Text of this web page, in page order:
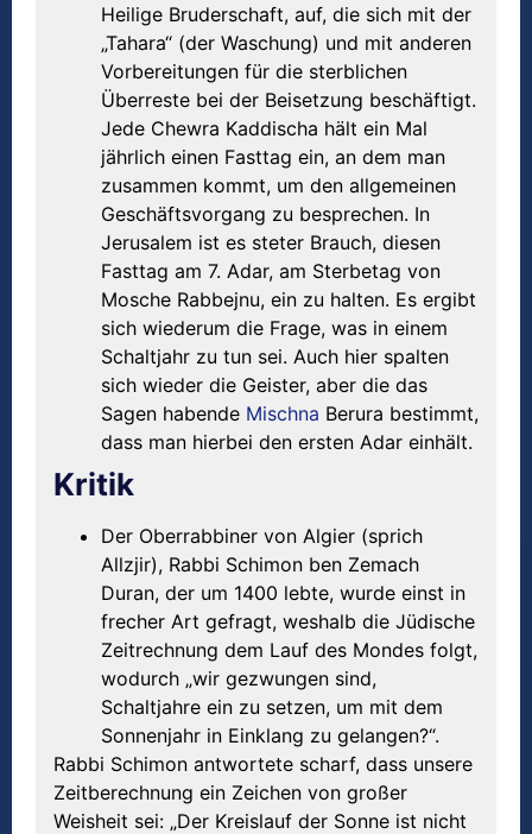
Heilige Bruderschaft, auf, die sich mit der
„Tahara“ (der Waschung) und mit anderen
Vorbereitungen für die sterblichen
Überreste bei der Beisetzung beschäftigt.
Jede Chewra Kaddischa hält ein Mal
jährlich einen Fasttag ein, an dem man
zusammen kommt, um den allgemeinen
Geschäftsvorgang zu besprechen. In
Jerusalem ist es steter Brauch, diesen
Fasttag am 7. Adar, am Sterbetag von
Mosche Rabbejnu, ein zu halten. Es ergibt
sich wiederum die Frage, was in einem
Schaltjahr zu tun sei. Auch hier spalten
sich wieder die Geister, aber die das
Sagen habende Mischna Berura bestimmt,
dass man hierbei den ersten Adar einhält.
Kritik
Der Oberrabbiner von Algier (sprich
Allzjir), Rabbi Schimon ben Zemach
Duran, der um 1400 lebte, wurde einst in
frecher Art gefragt, weshalb die Jüdische
Zeitrechnung dem Lauf des Mondes folgt,
wodurch „wir gezwungen sind,
Schaltjahre ein zu setzen, um mit dem
Sonnenjahr in Einklang zu gelangen?“.
Rabbi Schimon antwortete scharf, dass unsere
Zeitberechnung ein Zeichen von großer
Weisheit sei: „Der Kreislauf der Sonne ist nicht